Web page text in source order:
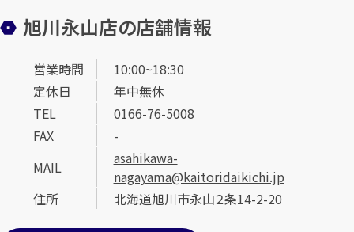
カンタン無料
旭川永山店の店舗情報
営業時間
10:00~18:30
定休日
年中無休
TEL
0166-76-5008
FAX
-
MAIL
asahikawa-
nagayama@kaitoridaikichi.jp
住所
北海道旭川市永山２条14-2-20